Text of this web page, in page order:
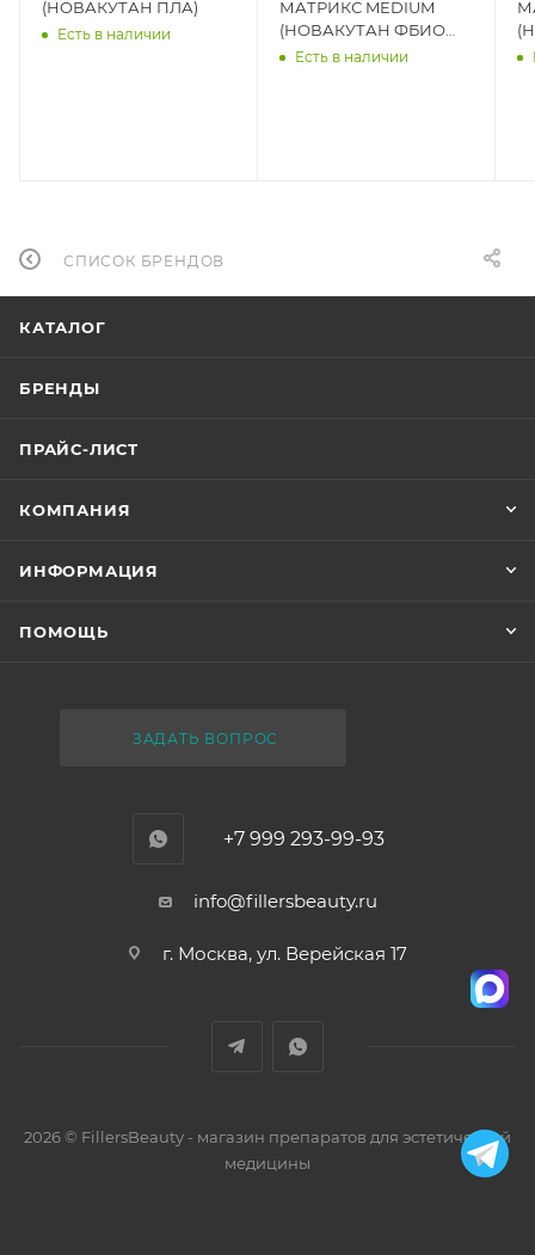
(НОВАКУТАН ПЛА)
Есть в наличии
МАТРИКС MEDIUM
(НОВАКУТАН ФБИО
ДВС МЕДИУМ)
Есть в наличии
СПИСОК БРЕНДОВ
КАТАЛОГ
БРЕНДЫ
ПРАЙС-ЛИСТ
КОМПАНИЯ
ИНФОРМАЦИЯ
ПОМОЩЬ
ЗАДАТЬ ВОПРОС
+7 999 293-99-93
info@fillersbeauty.ru
г. Москва, ул. Верейская 17
2026 © FillersBeauty - магазин препаратов для эстетической
медицины